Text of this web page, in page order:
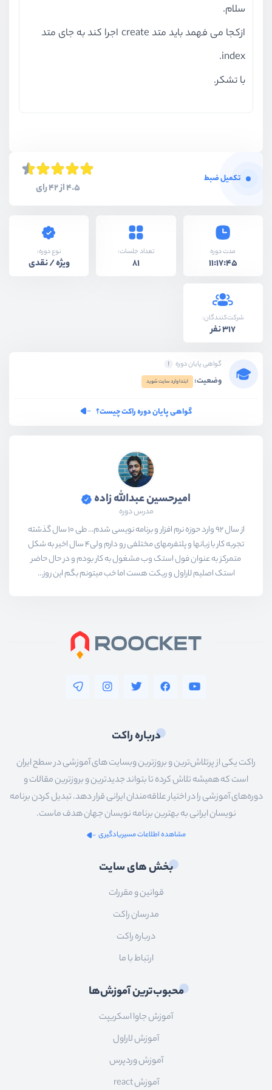
سلام.
ازکجا می فهمد باید متد create اجرا کند به جای متد
index.
با تشکر.
تکمیل ضبط
4.5 از 42 رای
مدت دوره
11:17:45
تعداد جلسات:
81
نوع دوره:
ویژه / نقدی
شرکت‌کنندگان:
317 نفر
گواهی پایان دوره
وضعیت: ابتدا وارد سایت شوید
گواهی پایان دوره راکت چیست؟
امیرحسین عبدالله زاده
مدرس دوره
از سال 92 وارد حوزه نرم افزار و برنامه نویسی شدم... طی 10 سال گذشته
تجربه کار با زبانها و پلتفرمهای مختلفی رو دارم ولی4 سال اخیر به شکل
متمرکز به عنوان فول استک وب مشغول به کار بودم و در حال حاضر
استک اصلیم لاراول و ریکت هست اما خب میتونم بگم این روز...
درباره راکت
راکت یکی از پرتلاش‌ترین و بروزترین وبسایت های آموزشی در سطح ایران
است که همیشه تلاش کرده تا بتواند جدیدترین و بروزترین مقالات و
دوره‌های آموزشی را در اختیار علاقه‌مندان ایرانی قرار دهد. تبدیل کردن برنامه
نویسان ایرانی به بهترین برنامه نویسان جهان هدف ماست.
مشاهده اطلاعات مسیریادگیری
بخش های سایت
قوانین و مقررات
مدرسان راکت
درباره راکت
ارتباط با ما
محبوب‌ترین آموزش‌ها
آموزش جاوا اسکریپت
آموزش لاراول
آموزش وردپرس
آموزش react